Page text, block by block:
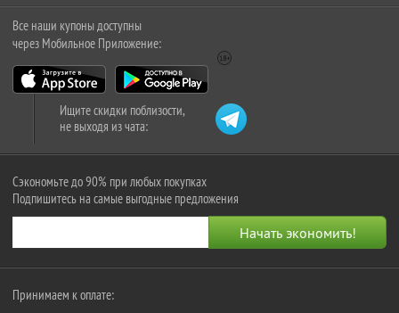
Все наши купоны доступны
через Мобильное Приложение:
Ищите скидки поблизости,
не выходя из чата:
Сэкономьте до 90% при любых покупках
Подпишитесь на самые выгодные предложения
Принимаем к оплате: